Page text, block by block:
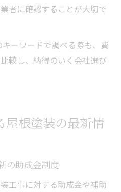
者に確認することが大切で
キーワードで調べる際も、費
較し、納得のいく会社選び
屋根塗装の最新情
の助成金制度
工事に対する助成金や補助